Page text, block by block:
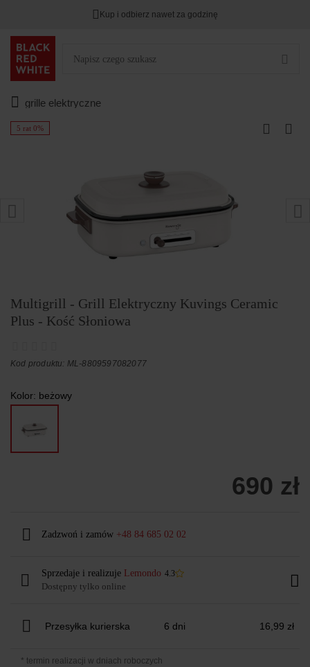
Kup i odbierz nawet za godzinę
grille elektryczne
5 rat 0%
Multigrill - Grill Elektryczny Kuvings Ceramic
Plus - Kość Słoniowa
Kod produktu: ML-8809597082077
Kolor: beżowy
690 zł
Zadzwoń i zamów +48 84 685 02 02
Sprzedaje i realizuje Lemondo 4.3
Dostępny tylko online
Przesyłka kurierska 6 dni 16,99 zł
* termin realizacji w dniach roboczych